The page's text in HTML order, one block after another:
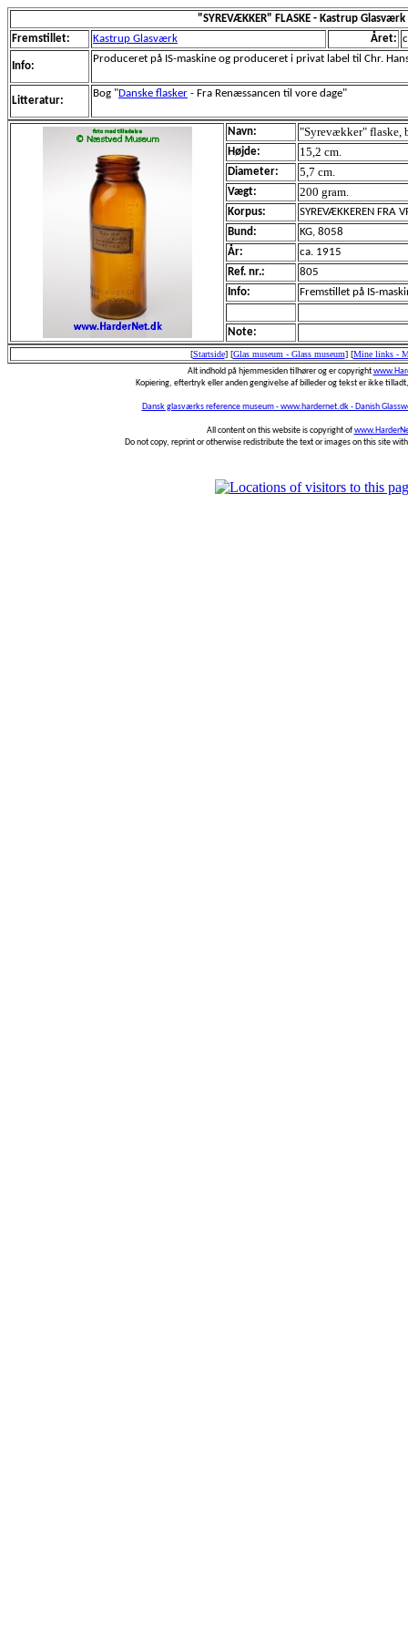
"SYREVÆKKER" FLASKE - Kastrup
Fremstillet:
Kastrup Glasværk Året:
Info:
Produceret på IS-maskine og produceret i privat label til Chr.
Litteratur:
Bog "Danske flasker - Fra Renæssancen til vore dage"
Navn: "Syrevækker" flaske,
Højde: 15,2 cm.
Diameter: 5,7 cm.
Vægt: 200 gram.
Korpus:
SYREVÆKKEREN FRA
Bund:
KG, 8058
År:
ca. 1915
Ref. nr.:
805
Info:
Fremstillet på IS-
Note:
[Startside] [Glas museum - Glass museum] [Mine links -
Alt indhold på hjemmesiden tilhører og er copyright
Kopiering, eftertryk eller anden gengivelse af billeder og tekst er ikke
Dansk glasværks reference museum - www.hardernet.dk - Danish
All content on this website is copyright of
Do not copy, reprint or otherwise redistribute the text or images on this site